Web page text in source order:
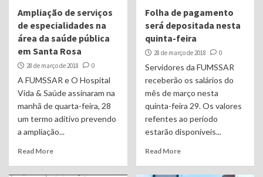
Ampliação de serviços
de especialidades na
área da saúde pública
em Santa Rosa
28 de março de 2018 0
A FUMSSAR e O Hospital
Vida & Saúde assinaram na
manhã de quarta-feira, 28
um termo aditivo prevendo
a ampliação...
Read More
Folha de pagamento
será depositada nesta
quinta-feira
28 de março de 2018 0
Servidores da FUMSSAR
receberão os salários do
mês de março nesta
quinta-feira 29. Os valores
refentes ao período
estarão disponíveis...
Read More